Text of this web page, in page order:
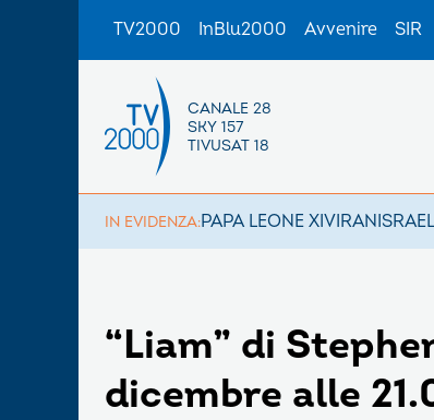
TV2000 InBlu2000 Avvenire SIR
CANALE 28
SKY 157
TIVUSAT 18
IN EVIDENZA:PAPA LEONE XIVIRAN
“Liam” di
dicembre alle